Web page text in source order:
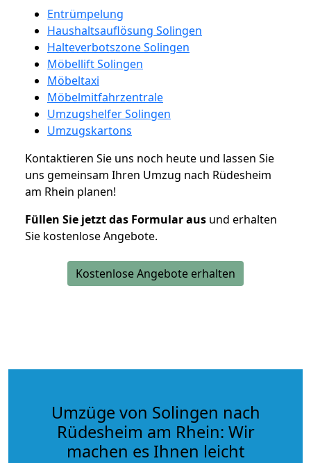
Entrümpelung
Haushaltsauflösung Solingen
Halteverbotszone Solingen
Möbellift Solingen
Möbeltaxi
Möbelmitfahrzentrale
Umzugshelfer Solingen
Umzugskartons
Kontaktieren Sie uns noch heute und lassen Sie
uns gemeinsam Ihren Umzug nach Rüdesheim
am Rhein planen!
Füllen Sie jetzt das Formular aus und erhalten
Sie kostenlose Angebote.
Kostenlose Angebote erhalten
Umzüge von Solingen nach
Rüdesheim am Rhein: Wir
machen es Ihnen leicht